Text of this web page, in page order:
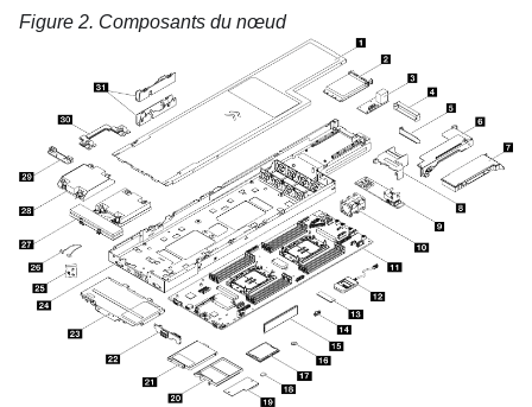
Figure 2. Composants du nœud